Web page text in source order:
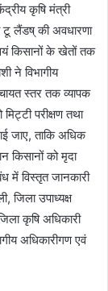
कृषि मंत्री
लैंडष् की अवधारणा
किसानों के खेतों तक
ने विभागीय
स्तर तक व्यापक
परीक्षण तथा
जाए, ताकि अधिक
किसानों को मृदा
में विस्तृत जानकारी
जिला उपाध्यक्ष
कृषि अधिकारी
अधिकारीगण एवं